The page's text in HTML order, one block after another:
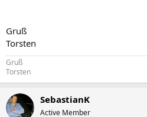
Gruß
Torsten
Gruß
Torsten
SebastianK
Active Member